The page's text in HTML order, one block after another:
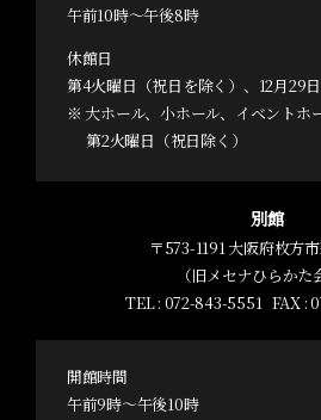
午前10時～午後8時
休館日
第4火曜日（祝日を除く）、12月29
※ 大ホール、小ホール、イベントホ
第2火曜日（祝日除く）
別館
〒573-1191 大阪府枚方
（旧メセナひらかた
TEL : 072-843-5551FAX :
開館時間
午前9時～午後10時